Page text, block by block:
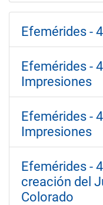
Efemérides -
Efemérides -
Impresiones
Efemérides -
Impresiones
Efemérides -
creación del
Colorado